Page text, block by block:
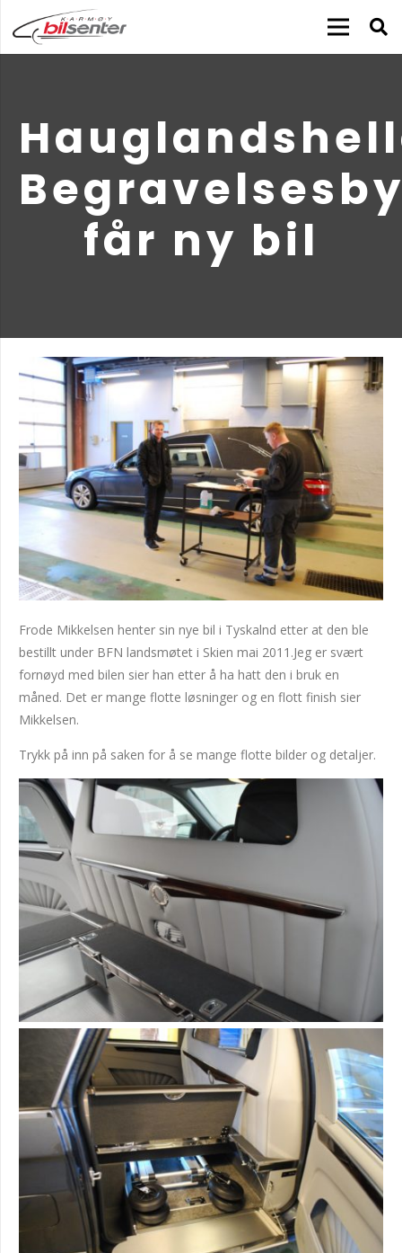
får ny bil
Frode Mikkelsen henter sin nye bil i Tyskalnd etter at den ble
bestillt under BFN landsmøtet i Skien mai 2011.Jeg er svært
fornøyd med bilen sier han etter å ha hatt den i bruk en
måned. Det er mange flotte løsninger og en flott finish sier
Mikkelsen.
Trykk på inn på saken for å se mange flotte bilder og detaljer.